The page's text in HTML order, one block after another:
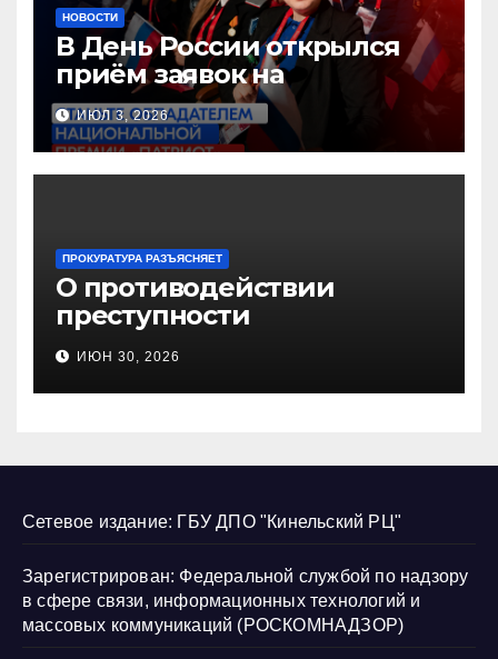
НОВОСТИ
В День России открылся
приём заявок на
Национальную премию
«Патриот»
ИЮЛ 3, 2026
ПРОКУРАТУРА РАЗЪЯСНЯЕТ
О противодействии
преступности
несовершеннолетних и
нарушению их прав
ИЮН 30, 2026
Сетевое издание: ГБУ ДПО "Кинельский РЦ"
Зарегистрирован: Федеральной службой по надзору
в сфере связи, информационных технологий и
массовых коммуникаций (РОСКОМНАДЗОР)